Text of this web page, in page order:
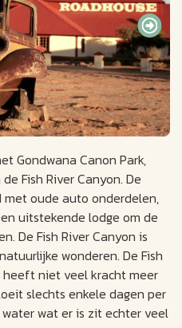
Gondwana Canon Park,
Fish River Canyon. De
met oude auto onderdelen,
uitstekende lodge om de
De Fish River Canyon is
wonderen. De Fish
niet veel kracht meer
slechts enkele dagen per
wat er is zit echter veel